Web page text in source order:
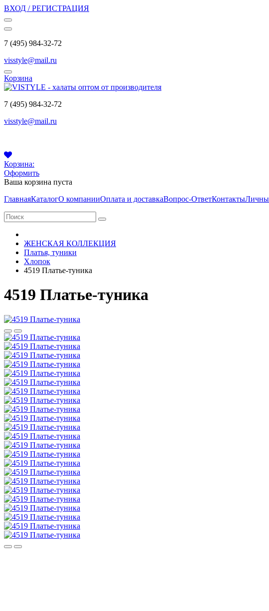
ВХОД / РЕГИСТРАЦИЯ
7 (495) 984-32-72
visstyle@mail.ru
Корзина
7 (495) 984-32-72
visstyle@mail.ru
Корзина:
Оформить
Ваша корзина пуста
ГлавнаяКаталогО компанииОплата и доставкаВопрос-ОтветКонтакты
ЖЕНСКАЯ КОЛЛЕКЦИЯ
Платья, туники
Хлопок
4519 Платье-туника
4519 Платье-туника